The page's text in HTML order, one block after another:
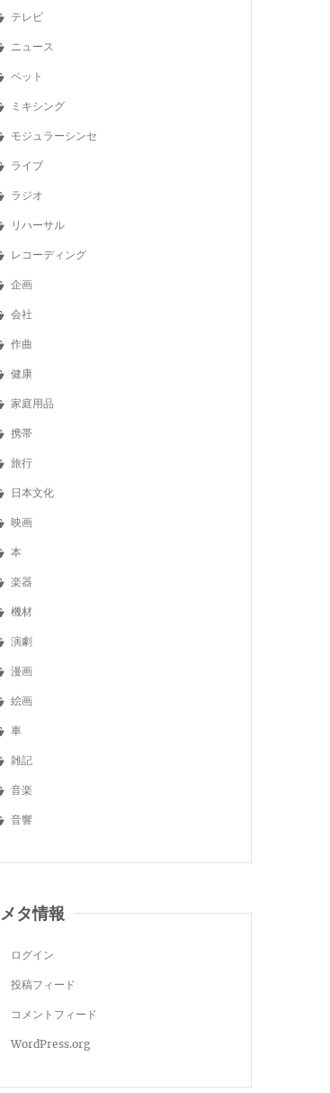
テレビ
ニュース
ペット
ミキシング
モジュラーシンセ
ライブ
ラジオ
リハーサル
レコーディング
企画
会社
作曲
健康
家庭用品
携帯
旅行
日本文化
映画
本
楽器
機材
演劇
漫画
絵画
車
雑記
音楽
音響
メタ情報
ログイン
投稿フィード
コメントフィード
WordPress.org